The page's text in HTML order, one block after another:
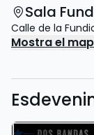
Sala
Calle de la
Mostra el